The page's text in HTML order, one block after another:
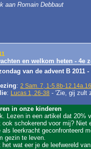
aan Romain Debbaut
en welkom heten - 4e
van de advent B 2011
: 2 Sam. 7, 1-5.8b-12.14a.16
: Lucas 1, 26-38 - 'Zie, gij zult
in onze kinderen
Lezen in een artikel dat 20%
ook schokerend voor mij?
als leerkracht geconfronteerd
gezin te leven.
het wat eer je de leefwereld